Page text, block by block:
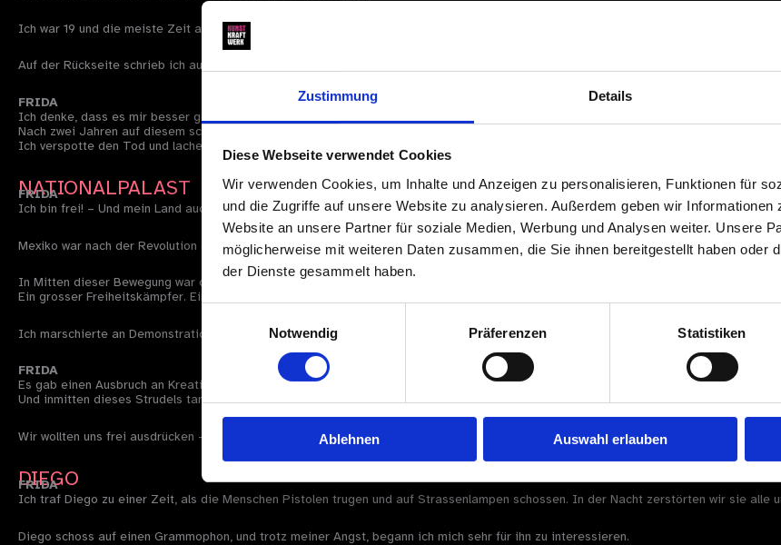
Zustimmung Details
Diese Webseite verwendet Cookies
Wir verwenden Cookies, um Inhalte und Anzeigen zu personalisieren, Funktionen für
und die Zugriffe auf unsere Website zu analysieren. Außerdem geben wir Informationen
Website an unsere Partner für soziale Medien, Werbung und Analysen weiter. Unsere
möglicherweise mit weiteren Daten zusammen, die Sie ihnen bereitgestellt haben oder
der Dienste gesammelt haben.
Notwendig
Präferenzen Statistiken
Ablehnen Auswahl erlauben
Ich war 19 und die meiste Zeit allein. Ich wollte Alejandro beeindrucken und ihn verführen.
Auf der Rückseite schrieb ich auf Deutsch: HEUTE IST IMMER NOCH.
FRIDA
Ich denke, dass es mir besser geht. Ich will es glauben.
Nach zwei Jahren auf diesem schmerzhaften Planeten beginne ich wieder zu gehen.
Ich verspotte den Tod und lache über ihn, damit er mich nicht bekommt.
NATIONALPALAST
FRIDA
Ich bin frei! – Und mein Land auch!
Mexiko war nach der Revolution das Zentrum der Moderne.
In Mitten dieser Bewegung war der weltberühmte Maler Diego Rivera.
Ein grosser Freiheitskämpfer. Ein grosser Kommunist. Ein grosser Mann.
Ich marschierte an Demonstrationen und trat der kommunistischen Partei bei.
FRIDA
Es gab einen Ausbruch an Kreativität in der Malerei, im Film, in der Literatur, in der Philosophie … In jedem einzelnen Aspekt des
Und inmitten dieses Strudels tanzte ich.
Wir wollten uns frei ausdrücken – wir wollten frei sprechen – wir wollten frei lieben.
DIEGO
FRIDA
Ich traf Diego zu einer Zeit, als die Menschen Pistolen trugen und auf Strassenlampen schossen. In der Nacht zerstörten wir sie alle
Diego schoss auf einen Grammophon, und trotz meiner Angst, begann ich mich sehr für ihn zu interessieren.